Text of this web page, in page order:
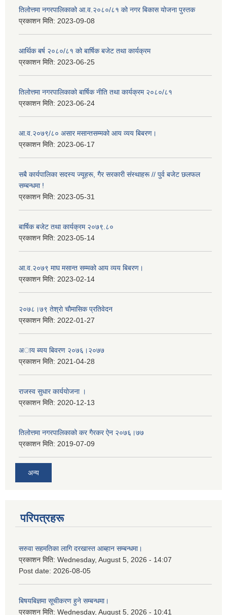
तिलोत्तमा नगरपालिकाको आ.व.२०८०/८१ को नगर बिकास योजना पुस्तक
प्रकाशन मिति: 2023-09-08
आर्थिक बर्ष २०८०/८१ को बार्षिक बजेट तथा कार्यक्रम
प्रकाशन मिति: 2023-06-25
तिलोत्तमा नगरपालिकाको बार्षिक नीति तथा कार्यक्रम २०८०/८१
प्रकाशन मिति: 2023-06-24
आ.व.२०७९/८० असार मसान्तसम्मको आय व्यय बिबरण।
प्रकाशन मिति: 2023-06-17
सबै कार्यपालिका सदस्य ज्यूहरू, गैर सरकारी संस्थाहरू // पुर्व बजेट छलफल
सम्बन्धमा !
प्रकाशन मिति: 2023-05-31
बार्षिक बजेट तथा कार्यक्रम २०७९.८०
प्रकाशन मिति: 2023-05-14
आ.व.२०७९ माघ मसान्त सम्मको आय व्यय बिबरण।
प्रकाशन मिति: 2023-02-14
२०७८।७९ तेश्राे चाैमासिक प्रतिवेदन
प्रकाशन मिति: 2022-01-27
अाय ब्यय बिवरण २०७६।२०७७
प्रकाशन मिति: 2021-04-28
राजस्व सुधार कार्ययाेजना ।
प्रकाशन मिति: 2020-12-13
तिलोत्तमा नगरपालिकाको कर गैरकर ऐन २०७६।७७
प्रकाशन मिति: 2019-07-09
अन्य
परिपत्रहरू
सरुवा सहमतिका लागि दरखास्त आब्हान सम्बन्धमा।
प्रकाशन मिति: Wednesday, August 5, 2026 - 14:07
Post date: 2026-08-05
बिषयबिज्ञमा सूचीकरण हुने सम्बन्धमा।
प्रकाशन मिति: Wednesday, August 5, 2026 - 10:41